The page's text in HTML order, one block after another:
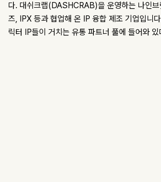
다. 대쉬크랩(DASHCRAB)을 운영하는 나인브
즈, IPX 등과 협업해 온 IP 융합 제조 기업입니
릭터 IP들이 거치는 유통 파트너 풀에 들어와